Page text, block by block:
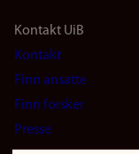
Footer
navigation
(no)
Kontakt UiB
Kontakt
Finn ansatte
Finn forsker
Presse